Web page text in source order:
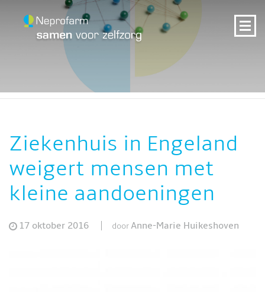
Ziekenhuis in Engeland
weigert mensen met
kleine aandoeningen
17 oktober 2016 door Anne-Marie Huikeshoven